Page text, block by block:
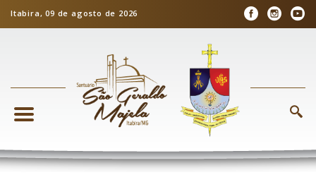
Itabira, 09 de agosto de 2026